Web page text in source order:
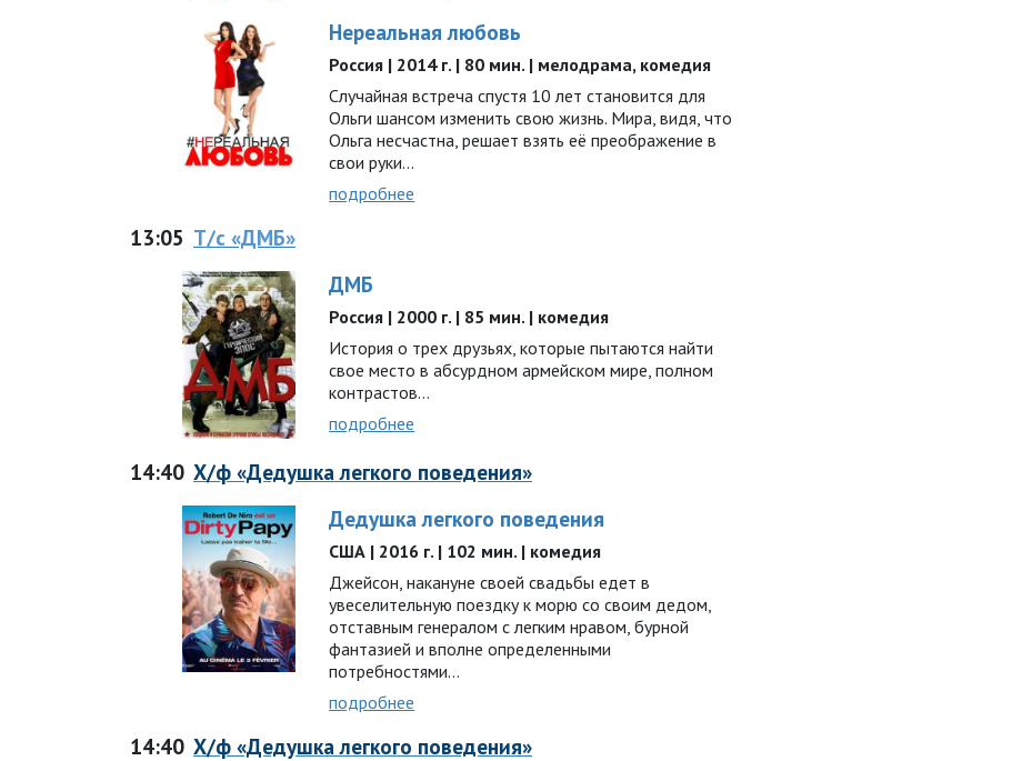
Нереальная любовь
Россия | 2014 г. | 80 мин. | мелодрама, комедия
Случайная встреча спустя 10 лет становится для
Ольги шансом изменить свою жизнь. Мира, видя, что
Ольга несчастна, решает взять её преображение в
свои руки...
подробнее
13:05 Т/с «ДМБ»
ДМБ
Россия | 2000 г. | 85 мин. | комедия
История о трех друзьях, которые пытаются найти
свое место в абсурдном армейском мире, полном
контрастов…
подробнее
14:40 Х/ф «Дедушка легкого поведения»
Дедушка легкого поведения
США | 2016 г. | 102 мин. | комедия
Джейсон, накануне своей свадьбы едет в
увеселительную поездку к морю со своим дедом,
отставным генералом с легким нравом, бурной
фантазией и вполне определенными
потребностями…
подробнее
14:40 Х/ф «Дедушка легкого поведения»